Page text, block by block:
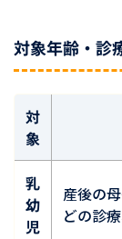
対象年齢・診
対
象
乳
幼
児
産後の
どの診